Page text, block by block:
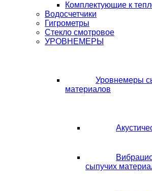
Комплектующие к
Водосчетчики
Гигрометры
Стекло смотровое
УРОВНЕМЕРЫ
Уровнемеры
материалов
сыпучих